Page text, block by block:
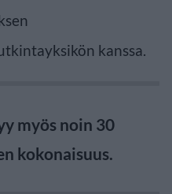
kanssa.
myös noin 30
kokonaisuus.